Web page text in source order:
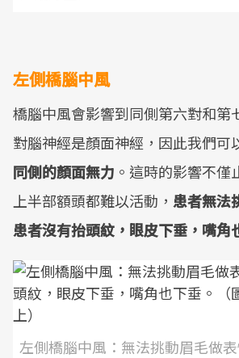
左側橋腦中風
橋腦中風會影響到同側第六對和第
對腦神經是顏面神經，因此我們可
同側的顏面無力 。這時的影響不
上半部額頭都難以活動， 患者無法
患者沒有抬頭紋，眼皮下垂，嘴角
左側橋腦中風：無法挑動眉毛做